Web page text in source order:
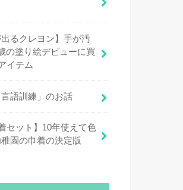
るクレヨン】手が汚
の塗り絵デビューに買
イテム
語訓練」のお話
セット】10年使えて色
園の巾着の決定版